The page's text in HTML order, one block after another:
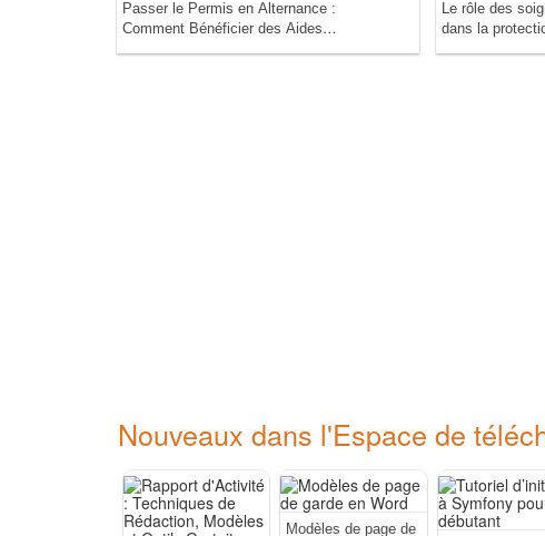
Passer le Permis en Alternance :
Comment Bénéficier des Aides
Le rôle des
dans la
Nouveaux dans l'Espace de
Modèles de page de